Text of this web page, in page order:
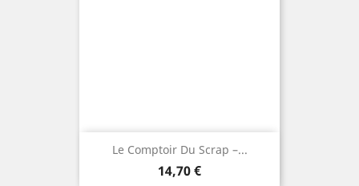
Le Comptoir Du Scrap –...
Prix
14,70 €